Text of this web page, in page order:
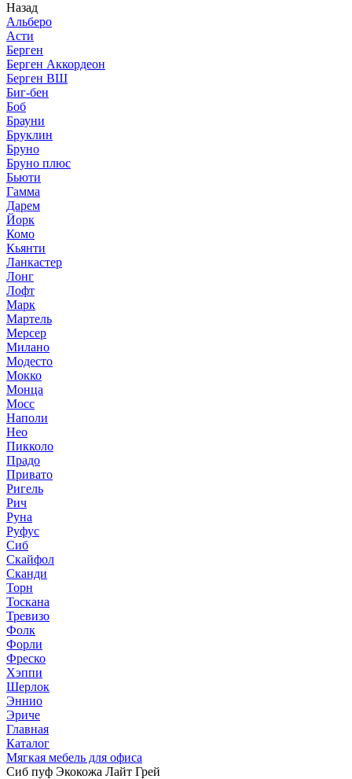
Назад
Альберо
Асти
Берген
Берген Аккордеон
Берген ВШ
Биг-бен
Боб
Брауни
Бруклин
Бруно
Бруно плюс
Бьюти
Гамма
Дарем
Йорк
Комо
Кьянти
Ланкастер
Лонг
Лофт
Марк
Мартель
Мерсер
Милано
Модесто
Мокко
Монца
Мосс
Наполи
Нео
Пикколо
Прадо
Привато
Ригель
Рич
Руна
Руфус
Сиб
Скайфол
Сканди
Торн
Тоскана
Тревизо
Фолк
Форли
Фреско
Хэппи
Шерлок
Эннио
Эриче
Главная
Каталог
Мягкая мебель для офиса
Сиб пуф Экокожа Лайт Грей